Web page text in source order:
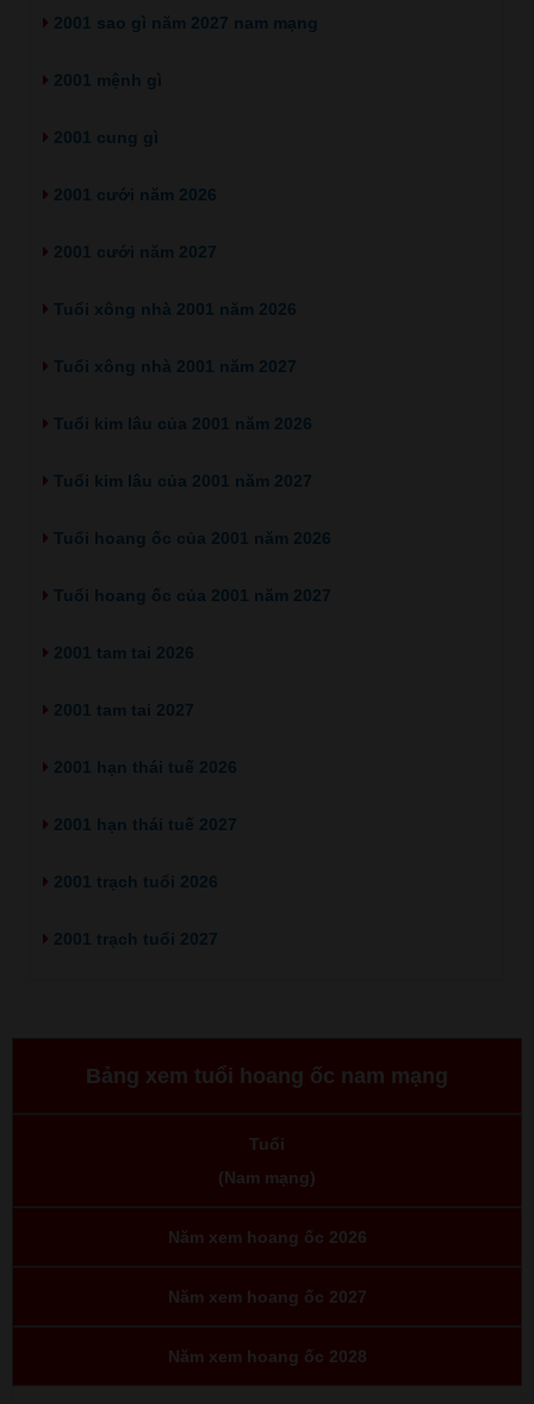
2001 sao gì năm 2027 nam mạng
2001 mệnh gì
2001 cung gì
2001 cưới năm 2026
2001 cưới năm 2027
Tuổi xông nhà 2001 năm 2026
Tuổi xông nhà 2001 năm 2027
Tuổi kim lâu của 2001 năm 2026
Tuổi kim lâu của 2001 năm 2027
Tuổi hoang ốc của 2001 năm 2026
Tuổi hoang ốc của 2001 năm 2027
2001 tam tai 2026
2001 tam tai 2027
2001 hạn thái tuế 2026
2001 hạn thái tuế 2027
2001 trạch tuổi 2026
2001 trạch tuổi 2027
Bảng xem tuổi hoang ốc nam mạng
Tuổi
(Nam mạng)
Năm xem hoang ốc 2026
Năm xem hoang ốc 2027
Năm xem hoang ốc 2028